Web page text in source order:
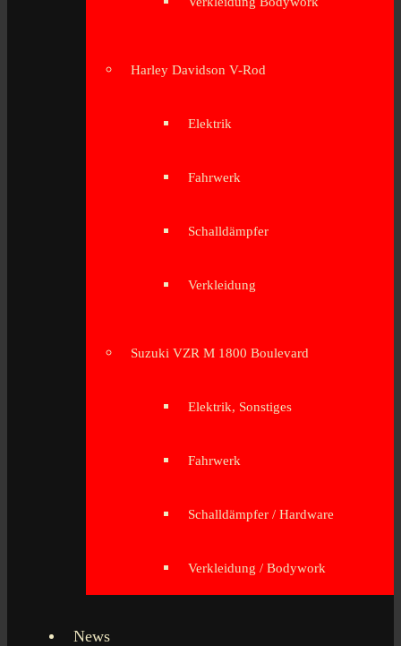
Harley Davidson V-Rod
Elektrik
Fahrwerk
Schalldämpfer
Verkleidung
Suzuki VZR M 1800 Boulevard
Elektrik, Sonstiges
Fahrwerk
Schalldämpfer / Hardware
Verkleidung / Bodywork
News